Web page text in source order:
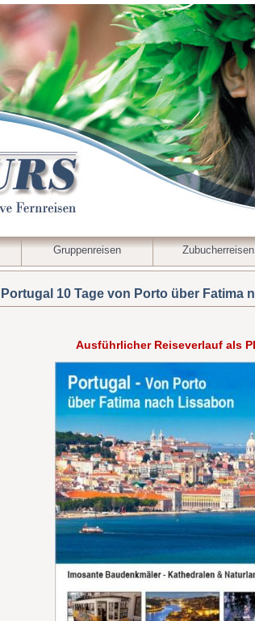
Gruppenreisen Zubucherreisen
Portugal 10 Tage von Porto über Fatima
Ausführlicher Reiseverlauf als